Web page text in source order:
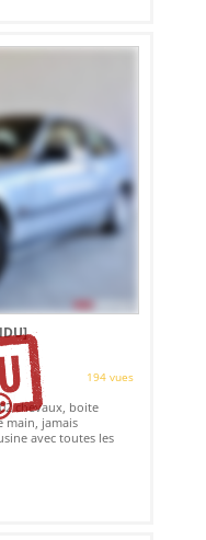
194 vues
chevaux, boite
main, jamais
avec toutes les